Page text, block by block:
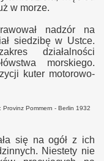
w morze.
nadzór na
siedzibę w Ustce.
działalności
morskiego.
kuter motorowo-
Pommern - Berlin 1932
się na ogół z ich
Niestety nie